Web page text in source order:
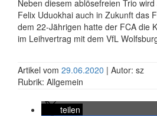
Neben diesem ablösefreien Trio
Felix Uduokhai auch in Zukunft das
dem 22-Jährigen hatte der FCA die
im Leihvertrag mit dem VfL
Artikel vom 29.06.2020 | Autor: sz
Rubrik: Allgemein
teilen